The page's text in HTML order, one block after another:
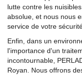
lutte contre les
absolue, et nous nous
service de votre
Enfin, dans un
l'importance d'un
incontournable,
Royan. Nous offrons